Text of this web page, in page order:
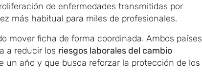
de enfermedades transmitidas por
más habitual para miles de profesionales.
mover ficha de forma coordinada. Ambos países
a reducir los riesgos laborales del cambio
año y que busca reforzar la protección de los